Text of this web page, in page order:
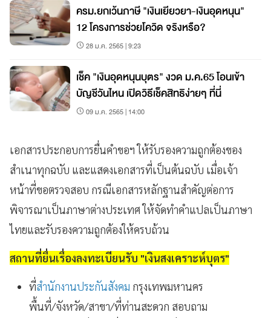
ครม.ยกเว้นภาษี "เงินเยียวยา-เงินอุดหนุน"
12 โครงการช่วยโควิด จริงหรือ?
28 ม.ค. 2565 | 9:23
เช็ค "เงินอุดหนุนบุตร" งวด ม.ค.65 โอนเข้า
บัญชีวันไหน เปิดวิธีเช็คสิทธิง่ายๆ ที่นี่
09 ม.ค. 2565 | 14:00
เอกสารประกอบการยื่นคำขอฯ ให้รับรองความถูกต้องของ
สำเนาทุกฉบับ และแสดงเอกสารที่เป็นต้นฉบับ เมื่อเจ้า
หน้าที่ขอตรวจสอบ กรณีเอกสารหลักฐานสำคัญต่อการ
พิจารณาเป็นภาษาต่างประเทศ ให้จัดทำคำแปลเป็นภาษา
ไทยและรับรองความถูกต้องให้ครบถ้วน
สถานที่ยื่นเรื่องลงทะเบียนรับ "เงินสงเคราะห์บุตร"
ที่สำนักงานประกันสังคม กรุงเทพมหานคร
พื้นที่/จังหวัด/สาขา/ที่ท่านสะดวก สอบถาม